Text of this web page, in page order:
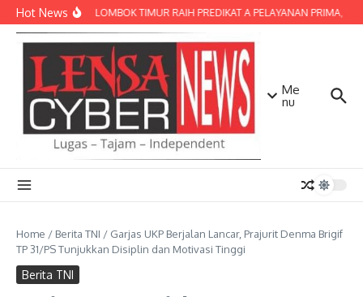
Lewati ke konten
Hot NewsPOLRES LOMBOK TIMUR RAIH PREDIKAT A PELAYANAN PRIMA,
Me
nu
Home / Berita TNI / Garjas UKP Berjalan Lancar, Prajurit Denma Brigif
TP 31/PS Tunjukkan Disiplin dan Motivasi Tinggi
Berita TNI